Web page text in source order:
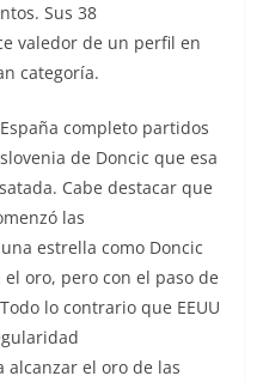
Sus 38
valedor de un perfil en
categoría.
completo partidos
de Doncic que esa
Cabe destacar que
las
estrella como Doncic
oro, pero con el paso de
lo contrario que EEUU
el oro de las